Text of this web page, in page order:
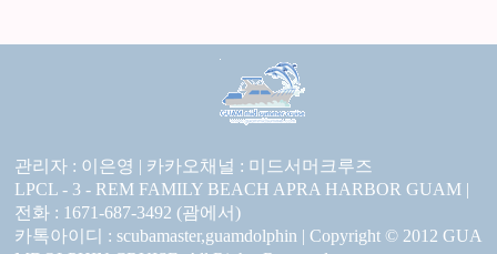
관리자 : 이은영 | 카카오채널 : 미드서머크루즈
LPCL - 3 - REM FAMILY BEACH APRA HARBOR GUAM |
전화 : 1671-687-3492 (괌에서)
카톡아이디 : scubamaster,guamdolphin | Copyright © 2012 GUA